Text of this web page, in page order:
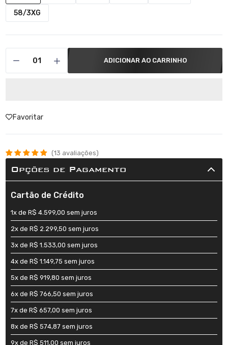
58/3XG
ADICIONAR AO CARRINHO
Favoritar
13 avaliações
Opções de Pagamento
Cartão de Crédito
1x de R$ 4.599,00 sem juros
2x de R$ 2.299,50 sem juros
3x de R$ 1.533,00 sem juros
4x de R$ 1.149,75 sem juros
5x de R$ 919,80 sem juros
6x de R$ 766,50 sem juros
7x de R$ 657,00 sem juros
8x de R$ 574,87 sem juros
9x de R$ 511,00 sem juros